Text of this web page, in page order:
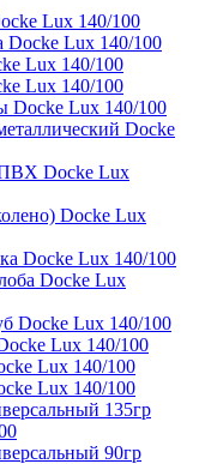
Lux 140/100
Docke Lux 140/100
Lux 140/100
Lux 140/100
Docke Lux 140/100
Docke
Docke Lux
Docke Lux
Docke Lux 140/100
Docke Lux
Docke Lux 140/100
Lux 140/100
Lux 140/100
Lux 140/100
135гр
90гр